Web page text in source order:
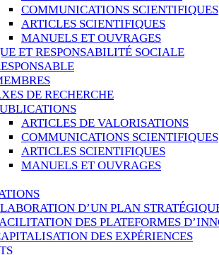
COMMUNICATIONS SCIENTIFIQUES
ARTICLES SCIENTIFIQUES
MANUELS ET OUVRAGES
ET RESPONSABILITÉ SOCIALE
DE RECHERCHE
ARTICLES DE VALORISATIONS
COMMUNICATIONS SCIENTIFIQUES
ARTICLES SCIENTIFIQUES
MANUELS ET OUVRAGES
D’UN PLAN
DES PLATEFORMES
DES EXPÉRIENCES